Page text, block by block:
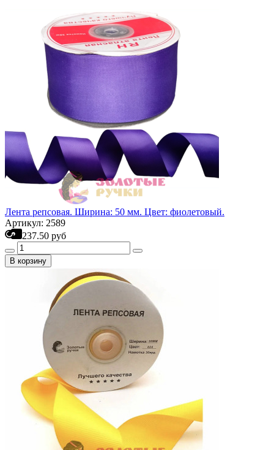
Лента репсовая. Ширина: 50 мм. Цвет: фиолетовый.
Артикул: 2589
237.50 руб
В корзину